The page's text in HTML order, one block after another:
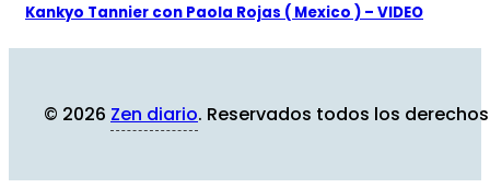
Kankyo Tannier con Paola Rojas ( Mexico ) – VIDEO
© 2026 Zen diario. Reservados todos los